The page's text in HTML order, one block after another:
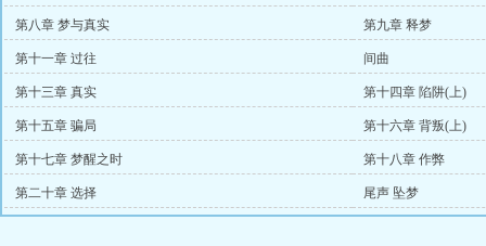
第八章 梦与真实 第九章 释梦
第十一章 过往 间曲
第十三章 真实 第十四章 陷阱(上)
第十五章 骗局 第十六章 背叛(上)
第十七章 梦醒之时 第十八章 作弊
第二十章 选择 尾声 坠梦